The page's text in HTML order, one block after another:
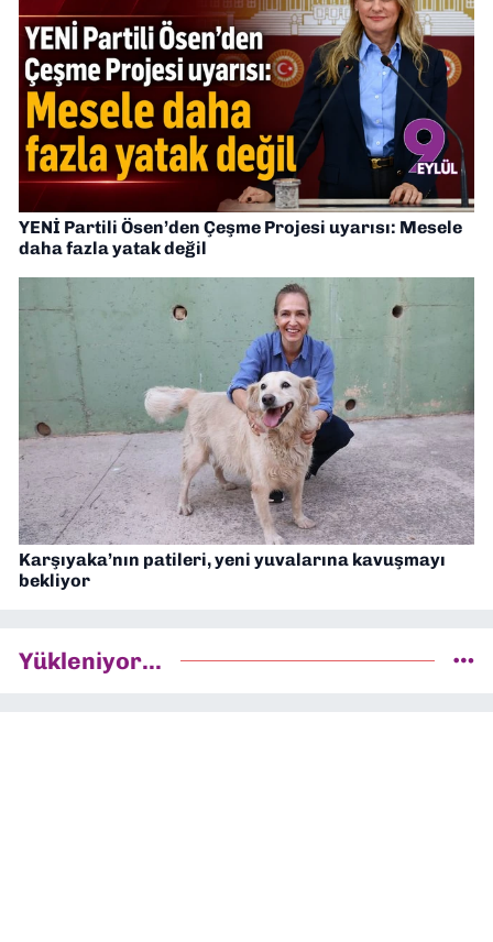
YENİ Partili Ösen’den Çeşme Projesi uyarısı: Mesele
daha fazla yatak değil
Karşıyaka’nın patileri, yeni yuvalarına kavuşmayı
bekliyor
Yükleniyor...